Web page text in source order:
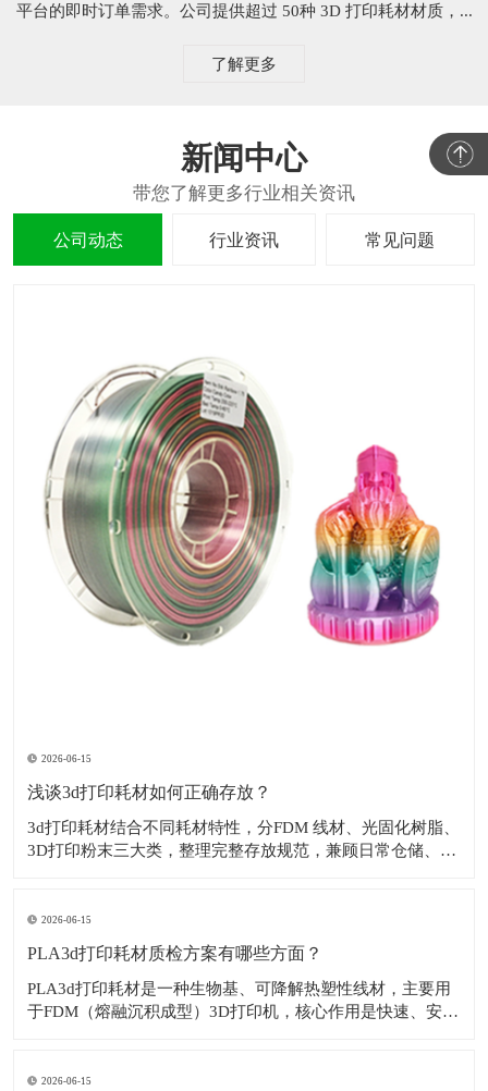
平台的即时订单需求。公司提供超过 50种 3D 打印耗材材质，...
了解更多
新闻中心
公司动态 行业资讯 常见问题
2026-06-15
浅谈3d打印耗材如何正确存放？
3d打印耗材结合不同耗材特性，分FDM 线材、光固化树脂、
3D打印粉末三大类，整理完整存放规范，兼顾日常仓储、开
无直晒、远离热源 / 窗户。离地存放：货架 / 托盘垫高
2026-06-15
PLA3d打印耗材质检方案有哪些方面？
PLA3d打印耗材是一种生物基、可降解热塑性线材，主要用
于FDM（熔融沉积成型）3D打印机，核心作用是快速、安
1. 线径 & 椭圆度（核心来料检测）1.75mm 国标：优等 ±0
2026-06-15